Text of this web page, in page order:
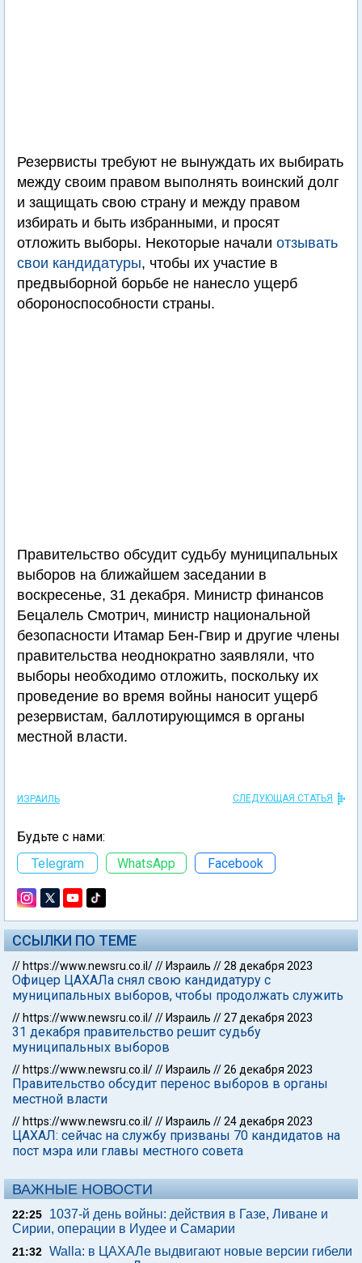
Резервисты требуют не вынуждать их выбирать
между своим правом выполнять воинский долг
и защищать свою страну и между правом
избирать и быть избранными, и просят
отложить выборы. Некоторые начали отзывать
свои кандидатуры, чтобы их участие в
предвыборной борьбе не нанесло ущерб
обороноспособности страны.
Правительство обсудит судьбу муниципальных
выборов на ближайшем заседании в
воскресенье, 31 декабря. Министр финансов
Бецалель Смотрич, министр национальной
безопасности Итамар Бен-Гвир и другие члены
правительства неоднократно заявляли, что
выборы необходимо отложить, поскольку их
проведение во время войны наносит ущерб
резервистам, баллотирующимся в органы
местной власти.
ИЗРАИЛЬ СЛЕДУЮЩАЯ СТАТЬЯ
Будьте с нами:
Telegram
WhatsApp Facebook
ССЫЛКИ ПО ТЕМЕ
// https://www.newsru.co.il/// Израиль //28 декабря 2023
Офицер ЦАХАЛа снял свою кандидатуру с
муниципальных выборов, чтобы продолжать служить
// https://www.newsru.co.il/// Израиль //27 декабря 2023
31 декабря правительство решит судьбу
муниципальных выборов
// https://www.newsru.co.il/// Израиль //26 декабря 2023
Правительство обсудит перенос выборов в органы
местной власти
// https://www.newsru.co.il/// Израиль //24 декабря 2023
ЦАХАЛ: сейчас на службу призваны 70 кандидатов на
пост мэра или главы местного совета
ВАЖНЫЕ НОВОСТИ
22:25
1037-й день войны: действия в Газе, Ливане и
Сирии, операции в Иудее и Самарии
21:32 Walla: в ЦАХАЛе выдвигают новые версии гибели